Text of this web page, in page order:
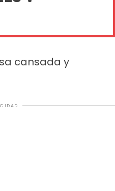
cansada y